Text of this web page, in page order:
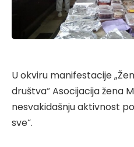
U okviru manifestacije
društva“ Asocijacija žena
nesvakidašnju aktivnost
sve“.